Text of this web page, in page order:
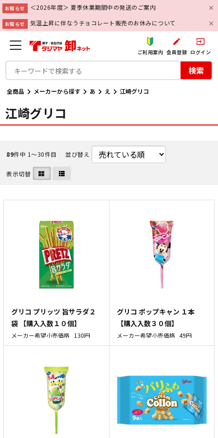
お知らせ ＜2026年度＞ 夏季休業期間中の発送のご案内
お知らせ 気温上昇に伴なうチョコレート販売のお休みについて
ご利用案内
create
会員登録
input
ログイン
検索
全商品 メーカーから探す あ え 江崎グリコ
江崎グリコ
89件中 1〜30件目 並び替え
表示切替
グリコ プリッツ 旨サラダ２
袋 【購入入数１０個】
メーカー希望小売価格 130円
グリコ ポップキャン １本
【購入入数３０個】
メーカー希望小売価格 49円